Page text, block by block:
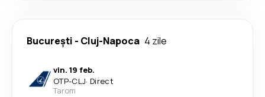
București - Cluj-Napoca 4 zile
vin. 19 feb.
OTP-CLJ· Direct
Tarom